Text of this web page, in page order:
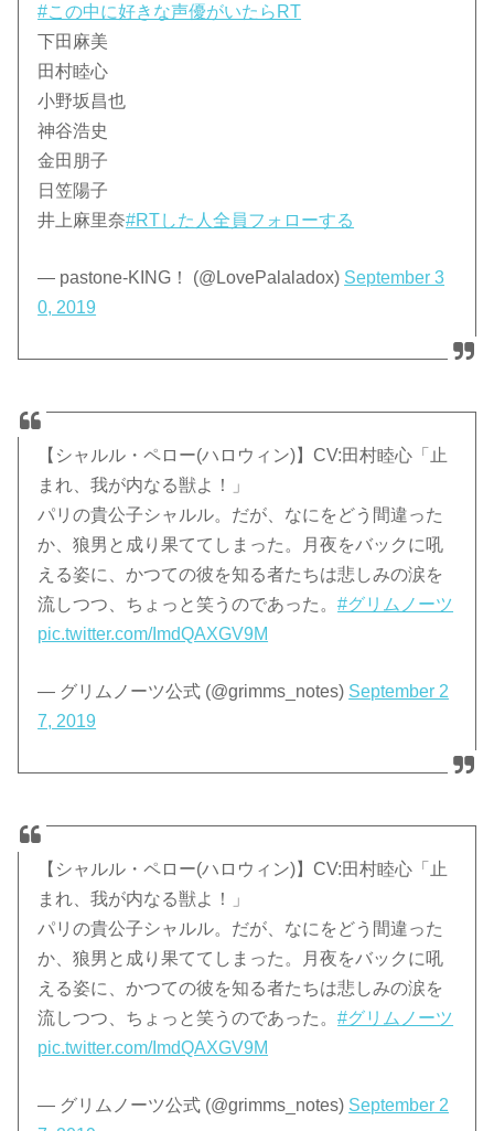
#この中に好きな声優がいたらRT
下田麻美
田村睦心
小野坂昌也
神谷浩史
金田朋子
日笠陽子
井上麻里奈#RTした人全員フォローする
— pastone-KING！ (@LovePalaladox) September 3
0, 2019
【シャルル・ペロー(ハロウィン)】CV:田村睦心「止
まれ、我が内なる獣よ！」
パリの貴公子シャルル。だが、なにをどう間違った
か、狼男と成り果ててしまった。月夜をバックに吼
える姿に、かつての彼を知る者たちは悲しみの涙を
流しつつ、ちょっと笑うのであった。#グリムノーツ
pic.twitter.com/ImdQAXGV9M
— グリムノーツ公式 (@grimms_notes) September 2
7, 2019
【シャルル・ペロー(ハロウィン)】CV:田村睦心「止
まれ、我が内なる獣よ！」
パリの貴公子シャルル。だが、なにをどう間違った
か、狼男と成り果ててしまった。月夜をバックに吼
える姿に、かつての彼を知る者たちは悲しみの涙を
流しつつ、ちょっと笑うのであった。#グリムノーツ
pic.twitter.com/ImdQAXGV9M
— グリムノーツ公式 (@grimms_notes) September 2